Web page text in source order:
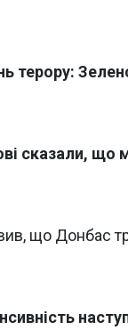
терору:
сказали, що
що Донбас